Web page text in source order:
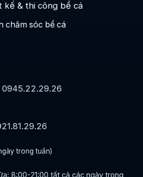
kế & thi công bể cá
chăm sóc bể cá
0945.22.29.26
trong tuần)
8:00-21:00 tất cả các ngày trong